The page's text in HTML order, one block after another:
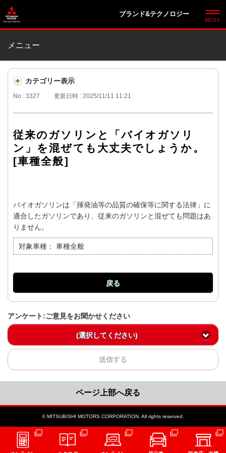
ブランド&テクノロジー
メニュー
カテゴリー表示
No : 3327 更新日時 : 2025/11/11 11:21
従来のガソリンと「バイオガソリ
ン」を混ぜても大丈夫でしょうか。
[車種全般]
バイオガソリンは「揮発油等の品質の確保等に関する法律」に
適合したガソリンであり、従来のガソリンと混ぜても問題はあ
りません。
対象車種： 車種全般
戻る
アンケート:ご意見をお聞かせください
(選択してください)
送信する
ページ上部へ戻る
© MITSUBISHI MOTORS CORPORATION. All rights reserved.